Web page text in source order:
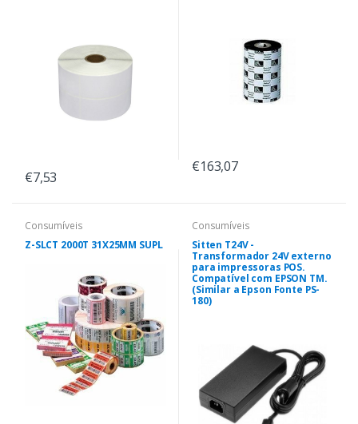
€7,53
€163,07
Consumíveis
Z-SLCT 2000T 31X25MM SUPL
Consumíveis
Sitten T24V -
Transformador 24V externo
para impressoras POS.
Compatível com EPSON TM.
(Similar a Epson Fonte PS-
180)